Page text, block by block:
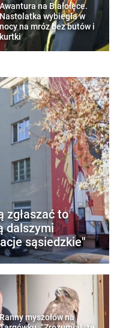
Awantura na Białołęce.
Nastolatka wybiegła w
nocy na mróz bez butów i
kurtki
zgłaszać to
dalszymi
sąsiedzkie"
Ranny myszołów na